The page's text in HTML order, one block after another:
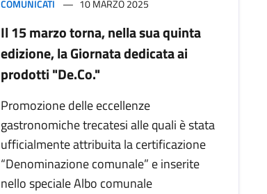
COMUNICATI 10 MARZO 2025
Il 15 marzo torna, nella sua quinta
edizione, la Giornata dedicata ai
prodotti "De.Co."
Promozione delle eccellenze
gastronomiche trecatesi alle quali è stata
ufficialmente attribuita la certificazione
“Denominazione comunale” e inserite
nello speciale Albo comunale